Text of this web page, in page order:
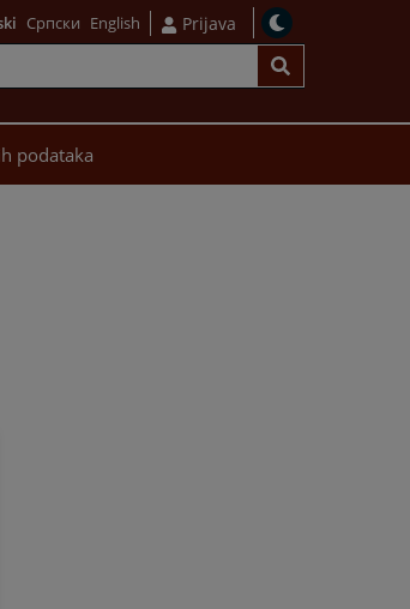
Српски English Prijava
podataka